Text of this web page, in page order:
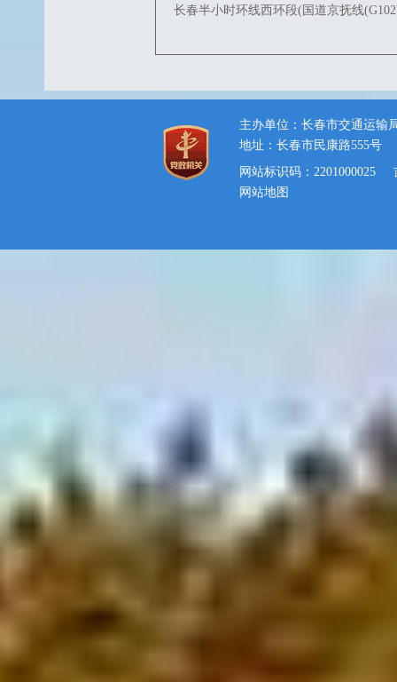
长春半小时环线西环段(国道京抚线
主办单位：长春市交通运输
地址：长春市民康路555号
网站标识码：2201000025
网站地图